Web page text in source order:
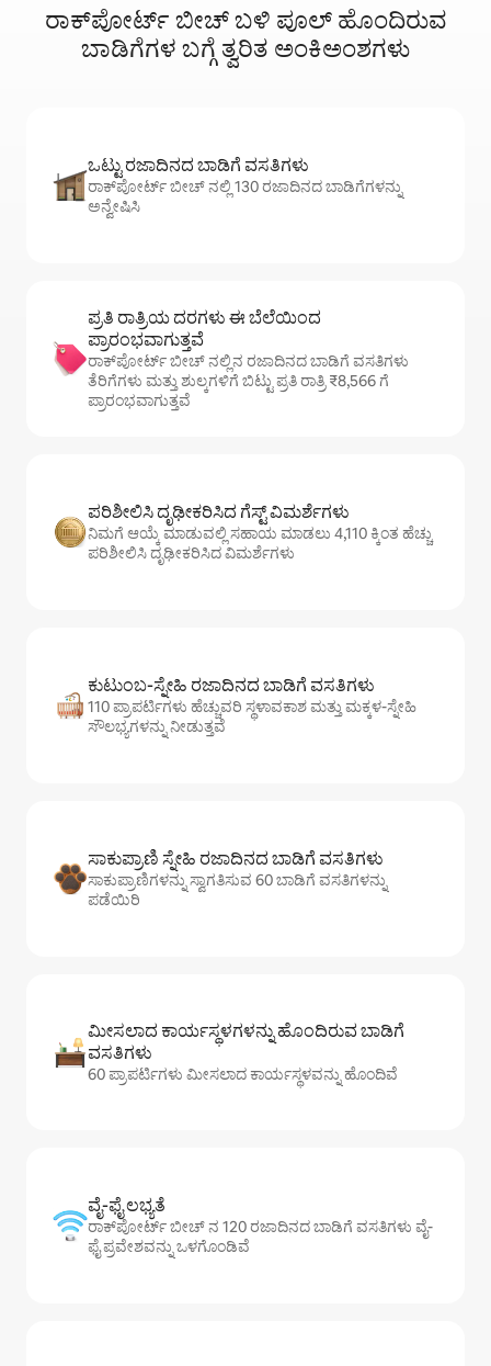
ರಾಕ್‌ಪೋರ್ಟ್ ಬೀಚ್ ಬಳಿ ಪೂಲ್ ಹೊಂದಿರುವ
ಬಾಡಿಗೆಗಳ ಬಗ್ಗೆ ತ್ವರಿತ ಅಂಕಿಅಂಶಗಳು
ಒಟ್ಟು ರಜಾದಿನದ ಬಾಡಿಗೆ ವಸತಿಗಳು
ರಾಕ್‌ಪೋರ್ಟ್ ಬೀಚ್ ನಲ್ಲಿ 130 ರಜಾದಿನದ ಬಾಡಿಗೆಗಳನ್ನು
ಅನ್ವೇಷಿಸಿ
ಪ್ರತಿ ರಾತ್ರಿಯ ದರಗಳು ಈ ಬೆಲೆಯಿಂದ
ಪ್ರಾರಂಭವಾಗುತ್ತವೆ
ರಾಕ್‌ಪೋರ್ಟ್ ಬೀಚ್ ನಲ್ಲಿನ ರಜಾದಿನದ ಬಾಡಿಗೆ ವಸತಿಗಳು
ತೆರಿಗೆಗಳು ಮತ್ತು ಶುಲ್ಕಗಳಿಗೆ ಬಿಟ್ಟು ಪ್ರತಿ ರಾತ್ರಿ ₹8,566 ಗೆ
ಪ್ರಾರಂಭವಾಗುತ್ತವೆ
ಪರಿಶೀಲಿಸಿ ದೃಢೀಕರಿಸಿದ ಗೆಸ್ಟ್ ವಿಮರ್ಶೆಗಳು
ನಿಮಗೆ ಆಯ್ಕೆ ಮಾಡುವಲ್ಲಿ ಸಹಾಯ ಮಾಡಲು 4,110 ಕ್ಕಿಂತ ಹೆಚ್ಚು
ಪರಿಶೀಲಿಸಿ ದೃಢೀಕರಿಸಿದ ವಿಮರ್ಶೆಗಳು
ಕುಟುಂಬ-ಸ್ನೇಹಿ ರಜಾದಿನದ ಬಾಡಿಗೆ ವಸತಿಗಳು
110 ಪ್ರಾಪರ್ಟಿಗಳು ಹೆಚ್ಚುವರಿ ಸ್ಥಳಾವಕಾಶ ಮತ್ತು ಮಕ್ಕಳ-ಸ್ನೇಹಿ
ಸೌಲಭ್ಯಗಳನ್ನು ನೀಡುತ್ತವೆ
ಸಾಕುಪ್ರಾಣಿ ಸ್ನೇಹಿ ರಜಾದಿನದ ಬಾಡಿಗೆ ವಸತಿಗಳು
ಸಾಕುಪ್ರಾಣಿಗಳನ್ನು ಸ್ವಾಗತಿಸುವ 60 ಬಾಡಿಗೆ ವಸತಿಗಳನ್ನು
ಪಡೆಯಿರಿ
ಮೀಸಲಾದ ಕಾರ್ಯಸ್ಥಳಗಳನ್ನು ಹೊಂದಿರುವ ಬಾಡಿಗೆ
ವಸತಿಗಳು
60 ಪ್ರಾಪರ್ಟಿಗಳು ಮೀಸಲಾದ ಕಾರ್ಯಸ್ಥಳವನ್ನು ಹೊಂದಿವೆ
ವೈ-ಫೈ ಲಭ್ಯತೆ
ರಾಕ್‌ಪೋರ್ಟ್ ಬೀಚ್ ನ 120 ರಜಾದಿನದ ಬಾಡಿಗೆ ವಸತಿಗಳು ವೈ-
ಫೈ ಪ್ರವೇಶವನ್ನು ಒಳಗೊಂಡಿವೆ